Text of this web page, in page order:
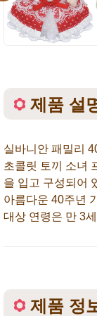
제품 설
실바니안 패밀리
초콜릿 토끼 소녀
을 입고 구성되어
아름다운 40주년
대상 연령은 만 3
제품 정